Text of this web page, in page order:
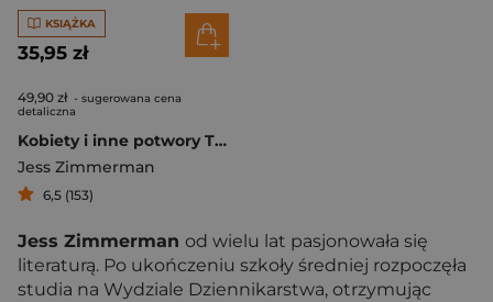
KSIĄŻKA
35,95 zł
49,90 zł - sugerowana cena
detaliczna
Kobiety i inne potwory Tworzenie nowej mitologii
Jess Zimmerman
6,5 (153)
Jess Zimmerman od wielu lat pasjonowała się
literaturą. Po ukończeniu szkoły średniej rozpoczęła
studia na Wydziale Dziennikarstwa, otrzymując